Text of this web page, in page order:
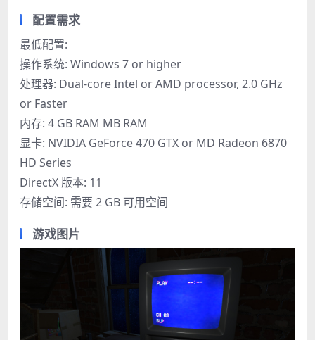
配置需求
最低配置:
操作系统: Windows 7 or higher
处理器: Dual-core Intel or AMD processor, 2.0 GHz
or Faster
内存: 4 GB RAM MB RAM
显卡: NVIDIA GeForce 470 GTX or MD Radeon 6870
HD Series
DirectX 版本: 11
存储空间: 需要 2 GB 可用空间
游戏图片